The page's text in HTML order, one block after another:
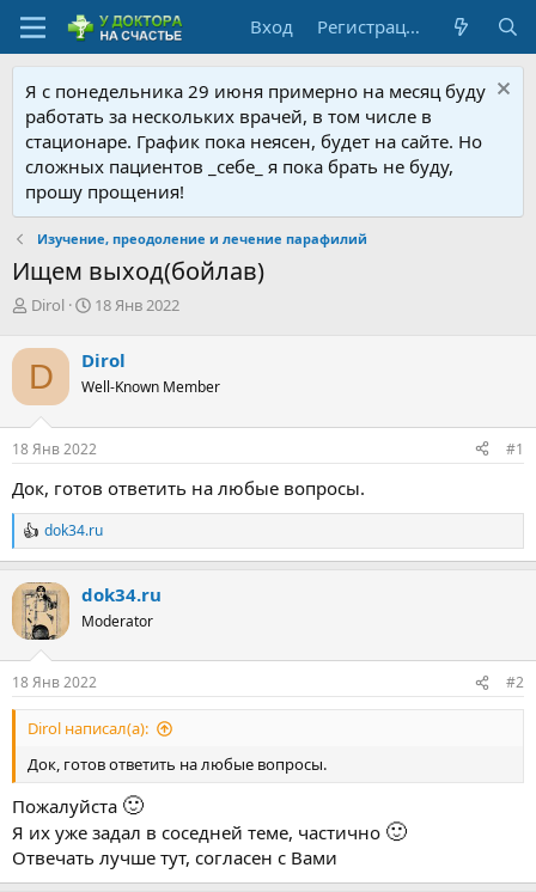
Вход Регистрация
Я с понедельника 29 июня примерно на месяц буду
работать за нескольких врачей, в том числе в
стационаре. График пока неясен, будет на сайте. Но
сложных пациентов _себе_ я пока брать не буду,
прошу прощения!
Изучение, преодоление и лечение парафилий
Ищем выход(бойлав)
А
т
о
р
т
е
м
Dirol
Д
а
н
ч
а
а
18 Янв 2022
D Dirol
Well-Known Member
18 Янв 2022 #1
Док, готов ответить на любые вопросы.
Р
е
к
ц
и
dok34.ru
dok34.ru
Moderator
18 Янв 2022 #2
Dirol написал(а):
Док, готов ответить на любые вопросы.
Пожалуйста 🙂
Я их уже задал в соседней теме, частично 🙂
Отвечать лучше тут, согласен с Вами